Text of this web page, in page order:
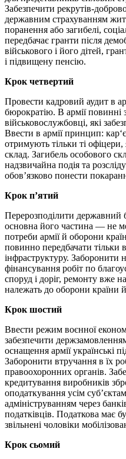
Забезпечити рекрутів-
державним страхуванням
поранення або загибелі,
передбачає гранти після
військового і його дітей,
і підвищену пенсію.
Крок четвертий
Провести кадровий аудит в
бюрократію. В армії повинні
військовослужбовці, які
Ввести в армії принцип:
отримують тільки ті
склад. Загибель особового
надзвичайна подія та
обов’язково понести
Крок п’ятий
Перерозподілити
основна його частина — не
потреби армії й оборони
повинно передбачати
інфраструктуру. Заборонити
фінансування робіт по
споруд і доріг, ремонту вже
належать до оборони країни
Крок шостий
Ввести режим воєнної
забезпечити
оснащення армії українські
Заборонити втручання в їх
правоохоронних органів.
кредитування виробників
оподаткування усім
адмініструванням через
податківців. Податкова має
звільнені чоловіки
Крок сьомий